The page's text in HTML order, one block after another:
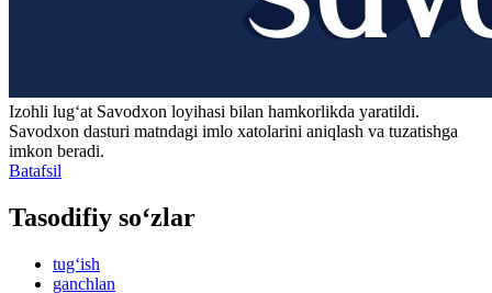
Izohli lugʻat Savodxon loyihasi bilan hamkorlikda yaratildi.
Savodxon dasturi matndagi imlo xatolarini aniqlash va tuzatishga
imkon beradi.
Batafsil
Tasodifiy so‘zlar
tug‘ish
ganchlan